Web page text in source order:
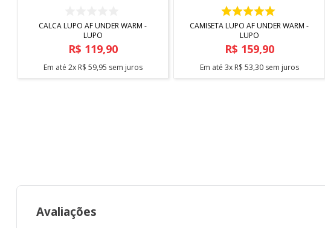
CALCA LUPO AF UNDER WARM -
LUPO
R$ 119,90
Em até 2x R$ 59,95 sem juros
COMPRAR
CAMISETA LUPO AF UNDER WARM -
LUPO
R$ 159,90
Em até 3x R$ 53,30sem juros
Avaliações